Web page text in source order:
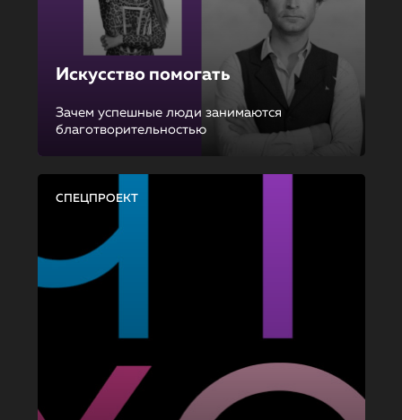
Искусство помогать
Зачем успешные люди занимаются
благотворительностью
СПЕЦПРОЕКТ